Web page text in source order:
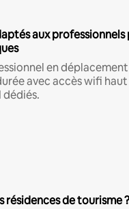
aux professionnels
en
avec accès wifi
dédiés.
résidences de tourisme ?